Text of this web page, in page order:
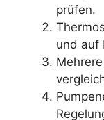
prüfen.
und auf